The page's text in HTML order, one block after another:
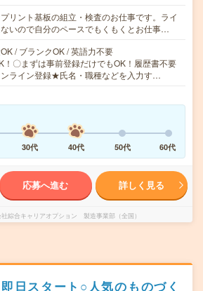
リント基板の組立・検査のお仕事です。ライ
いので自分のペースでもくもくとお仕事…
/ ブランクOK / 英語力不要
〇まずは事前登録だけでもOK！履歴書不要
ライン登録★氏名・職種などを入力す…
30代 40代 50代 60代
応募へ進む 詳しく見る
綜合キャリアオプション 製造事業部（全国）
日スタート○人気のものづく